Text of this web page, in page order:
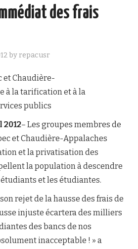
AUTONOME
des frais
byrepacusr
et Chaudière-
à la tarification et à la
publics
2012– Les groupes membres de
et Chaudière-Appalaches
et la privatisation des
la population à descendre
et les étudiantes.
rejet de la hausse des frais de
injuste écartera des milliers
des bancs de nos
inacceptable ! » a